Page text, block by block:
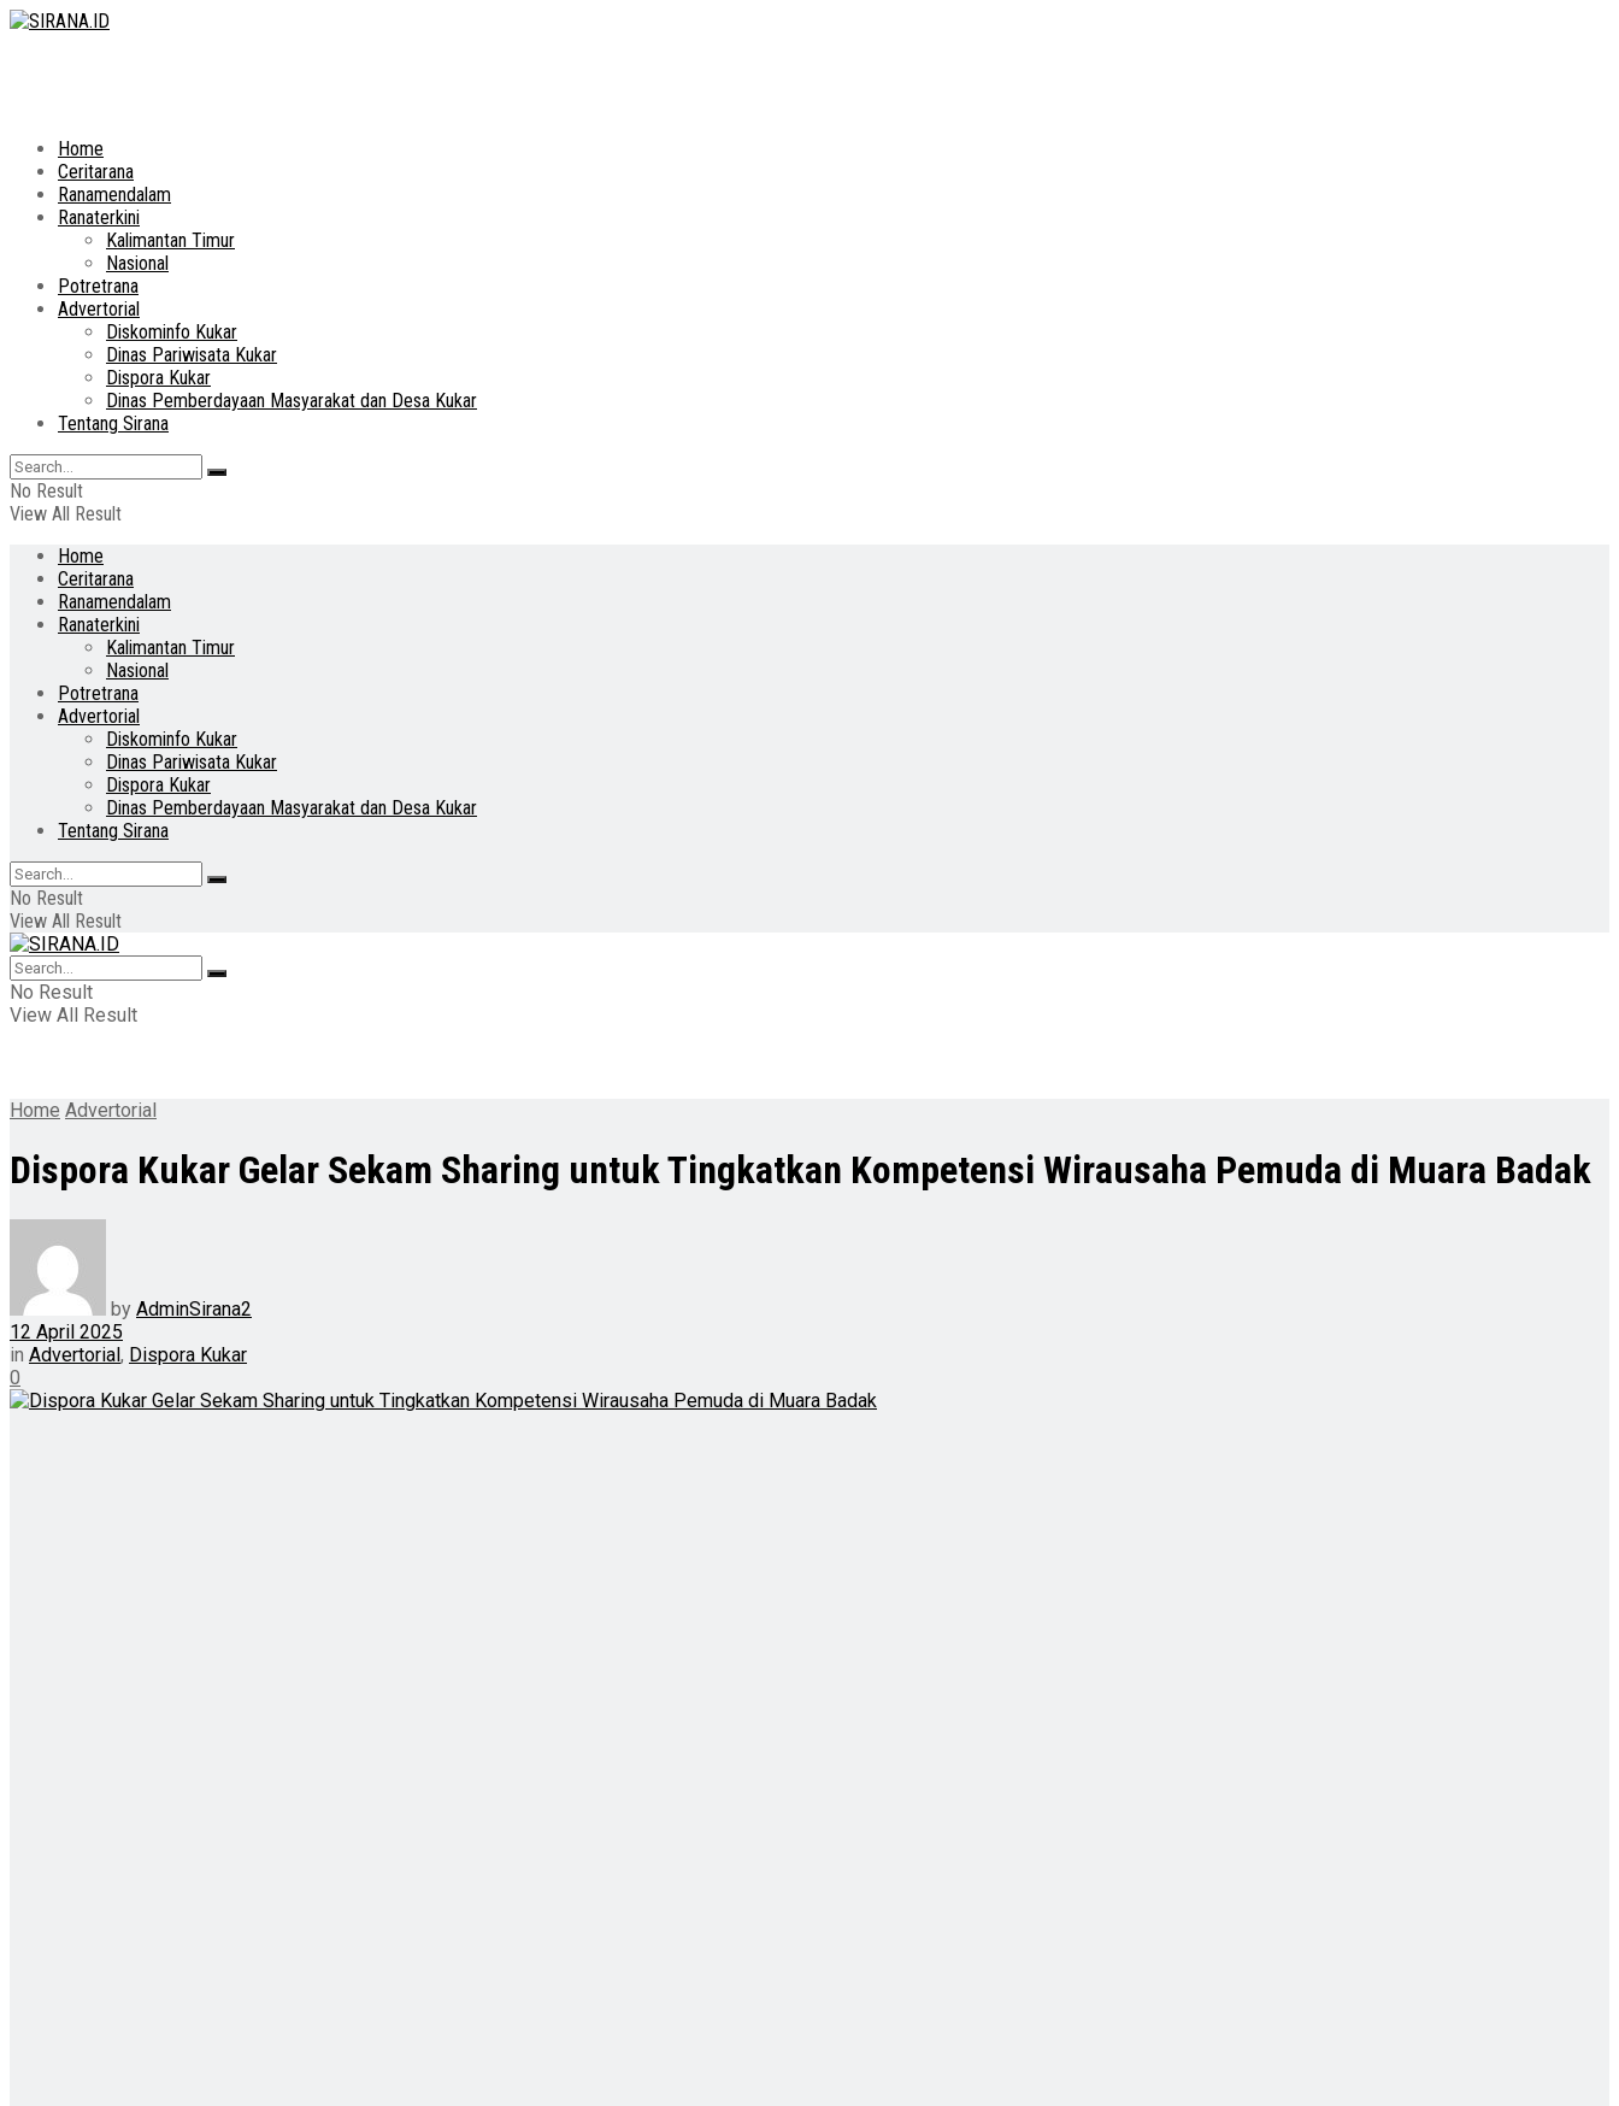
Home
Ceritarana
Ranamendalam
Ranaterkini
Kalimantan Timur
Nasional
Potretrana
Advertorial
Diskominfo Kukar
Dinas Pariwisata Kukar
Dispora Kukar
Dinas Pemberdayaan Masyarakat dan Desa Kukar
Tentang Sirana
No Result
View All Result
Home
Ceritarana
Ranamendalam
Ranaterkini
Kalimantan Timur
Nasional
Potretrana
Advertorial
Diskominfo Kukar
Dinas Pariwisata Kukar
Dispora Kukar
Dinas Pemberdayaan Masyarakat dan Desa Kukar
Tentang Sirana
No Result
View All Result
No Result
View All Result
Home Advertorial
Dispora Kukar Gelar Sekam Sharing untuk Tingkatkan Kompetensi Wirausaha Pemuda di Muara Badak
by AdminSirana2
12 April 2025
in Advertorial, Dispora Kukar
0